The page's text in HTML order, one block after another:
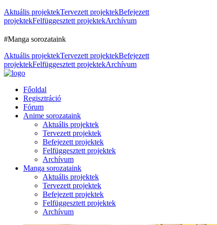
Aktuális projektekTervezett projektekBefejezett
projektekFelfüggesztett projektekArchívum
#Manga sorozataink
Aktuális projektekTervezett projektekBefejezett
projektekFelfüggesztett projektekArchívum
Főoldal
Regisztráció
Fórum
Anime sorozataink
Aktuális projektek
Tervezett projektek
Befejezett projektek
Felfüggesztett projektek
Archívum
Manga sorozataink
Aktuális projektek
Tervezett projektek
Befejezett projektek
Felfüggesztett projektek
Archívum